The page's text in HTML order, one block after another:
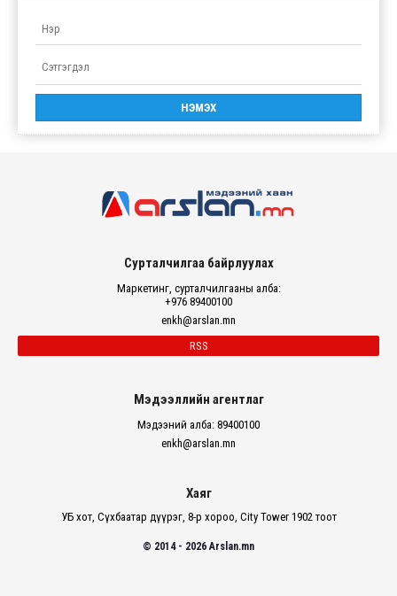
Сурталчилгаа байрлуулах
Маркетинг, сурталчилгааны алба:
+976 89400100
enkh@arslan.mn
RSS
Мэдээллийн агентлаг
Мэдээний алба: 89400100
enkh@arslan.mn
Хаяг
УБ хот, Сүхбаатар дүүрэг, 8-р хороо, City Tower 1902 тоот
© 2014 - 2026 Arslan.mn